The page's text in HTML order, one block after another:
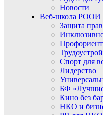
Новости
Веб-школа РООИ
Защита прав
Спорт для
Лидерство
БФ «Лучшие
Кино без
НКО и